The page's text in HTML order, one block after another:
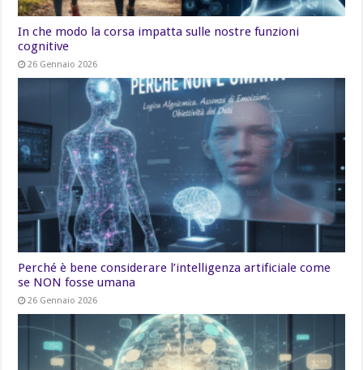
In che modo la corsa impatta sulle nostre funzioni
cognitive
26 Gennaio 2026
Perché è bene considerare l’intelligenza artificiale come
se NON fosse umana
26 Gennaio 2026